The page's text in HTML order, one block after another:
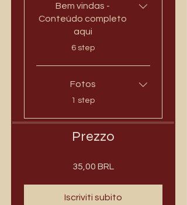
Bem vindas -
Conteúdo completo
aqui
.
6 step
Fotos
.
1 step
Prezzo
35,00 BRL
Iscriviti subito